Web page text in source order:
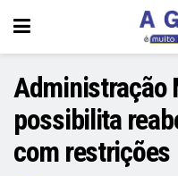
Administração
possibilita
com restrições